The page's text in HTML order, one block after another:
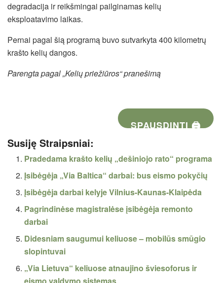
degradacija ir reikšmingai pailginamas kelių
eksploatavimo laikas.
Pernai pagal šią programą buvo sutvarkyta 400 kilometrų
krašto kelių dangos.
Parengta pagal „Kelių priežiūros“ pranešimą
SPAUSDINTI 🖨
Susiję Straipsniai:
Pradedama krašto kelių „dešiniojo rato“ programa
Įsibėgėja „Via Baltica“ darbai: bus eismo pokyčių
Įsibėgėja darbai kelyje Vilnius-Kaunas-Klaipėda
Pagrindinėse magistralėse įsibėgėja remonto
darbai
Didesniam saugumui keliuose – mobilūs smūgio
slopintuvai
„Via Lietuva“ keliuose atnaujino šviesoforus ir